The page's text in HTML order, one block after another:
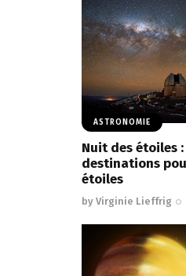
ASTRONOMIE
Nuit des étoiles :
destinations
étoiles
by Virginie Lieffrig